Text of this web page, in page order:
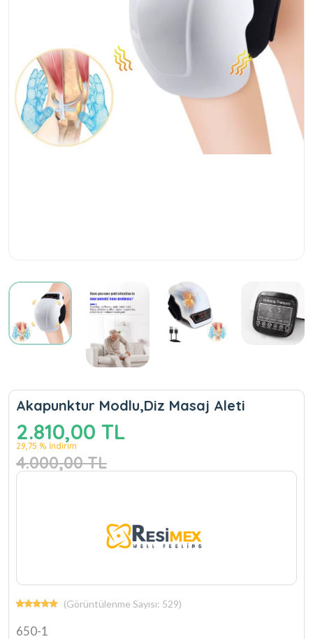
Akapunktur Modlu,Diz Masaj Aleti
2.810,00 TL
29,75 % İndirim
4.000,00 TL
(Görüntülenme Sayısı: 529)
650-1